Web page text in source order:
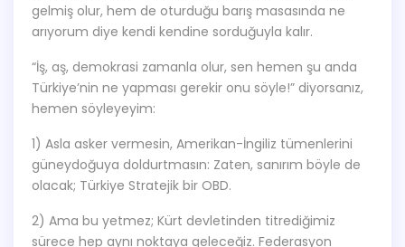
gelmiş olur, hem de oturduğu barış masasında ne
arıyorum diye kendi kendine sorduğuyla kalır.
“İş, aş, demokrasi zamanla olur, sen hemen şu anda
Türkiye’nin ne yapması gerekir onu söyle!” diyorsanız,
hemen söyleyeyim:
1) Asla asker vermesin, Amerikan-İngiliz tümenlerini
güneydoğuya doldurtmasın: Zaten, sanırım böyle de
olacak; Türkiye Stratejik bir OBD.
2) Ama bu yetmez; Kürt devletinden titrediğimiz
sürece hep aynı noktaya geleceğiz. Federasyon